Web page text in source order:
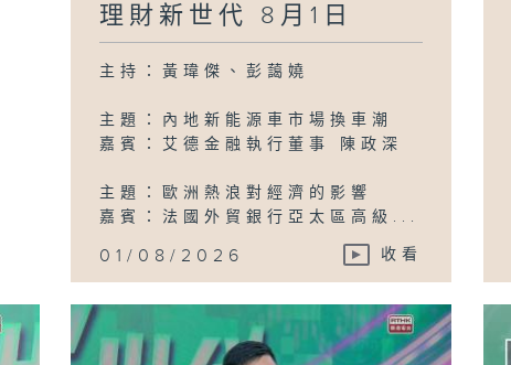
理財新世代 8月1日
主持：黃瑋傑、彭藹嬈
主題：內地新能源車市場換車潮
嘉賓：艾德金融執行董事 陳政深
主題：歐洲熱浪對經濟的影響
嘉賓：法國外貿銀行亞太區高級...
01/08/2026 收看